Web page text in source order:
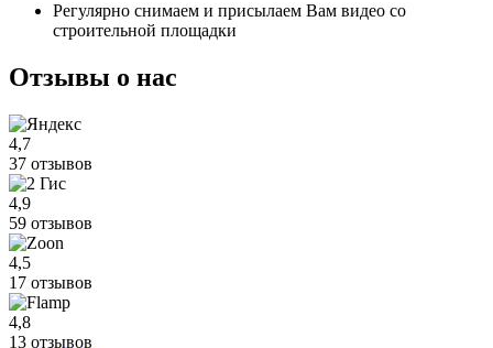
Регулярно снимаем и присылаем Вам видео со
строительной площадки
Отзывы о нас
4,7
37 отзывов
4,9
59 отзывов
4,5
17 отзывов
4,8
13 отзывов